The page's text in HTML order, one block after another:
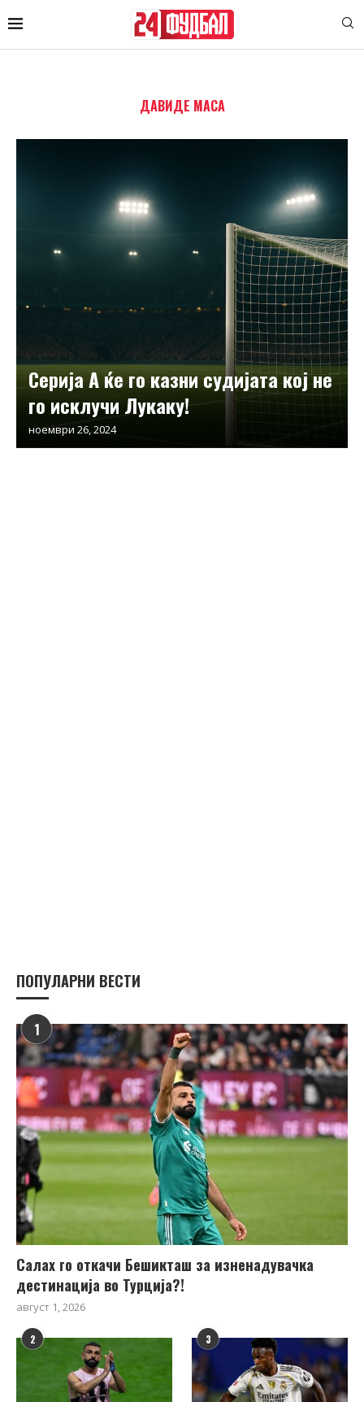
ДАВИДЕ МАСА
Серија А ќе го казни судијата кој не
го исклучи Лукаку!
ноември 26, 2024
ПОПУЛАРНИ ВЕСТИ
1
Салах го откачи Бешикташ за изненадувачка
дестинација во Турција?!
август 1, 2026
2 3